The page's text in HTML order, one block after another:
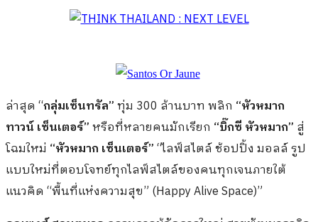
ล่าสุด “กลุ่มเซ็นทรัล”ทุ่ม 300 ล้านบาท พลิก “หัวหมาก
ทาวน์ เซ็นเตอร์”หรือที่หลายคนมักเรียก “บิ๊กซี หัวหมาก” สู่
โฉมใหม่ “หัวหมาก เซ็นเตอร์”“ไลฟ์สไตล์ ช้อปปิ้ง มอลล์ รูป
แบบใหม่ที่ตอบโจทย์ทุกไลฟ์สไตล์ของคนทุกเจนภายใต้
แนวคิด “พื้นที่แห่งความสุข” (Happy Alive Space)”